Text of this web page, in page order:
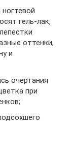
гель-лак,
оттенки,
и
очертания
при